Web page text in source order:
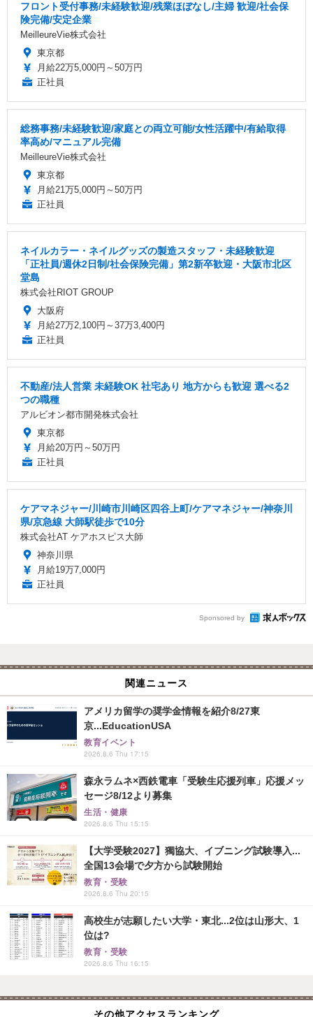
フロント受付事務/未経験歓迎/残業ほぼなし/主婦 歓迎/社会保
険完備/安定企業
MeilleureVie株式会社
東京都
月給22万5,000円～50万円
正社員
総務事務/未経験歓迎/家庭との両立可能/女性活躍中/有給取得
率高め/マニュアル完備
MeilleureVie株式会社
東京都
月給21万5,000円～50万円
正社員
ネイルカラー・ネイルグッズの製造スタッフ・未経験歓迎
「正社員/週休2日制/社会保険完備」第2新卒歓迎・大阪市北区
堂島
株式会社RIOT GROUP
大阪府
月給27万2,100円～37万3,400円
正社員
不動産/法人営業 未経験OK 社宅あり 地方からも歓迎 選べる2
つの職種
アルビオン都市開発株式会社
東京都
月給20万円～50万円
正社員
ケアマネジャー/川崎市川崎区四谷上町/ケアマネジャー/神奈川
県/京急線 大師駅徒歩で10分
株式会社AT ケアホスピス大師
神奈川県
月給19万7,000円
正社員
Sponsored by
関連ニュース
アメリカ留学の奨学金情報を紹介8/27東
京...EducationUSA
教育イベント
2026.8.6 Thu 17:15
森永ラムネ×西鉄電車「受験生応援列車」応援メッ
セージ8/12より募集
生活・健康
2026.8.6 Thu 15:15
【大学受験2027】獨協大、イブニング試験導入...
全国13会場で夕方から試験開始
教育・受験
2026.8.6 Thu 20:15
高校生が志願したい大学・東北...2位は山形大、1
位は?
教育・受験
2026.8.6 Thu 16:15
その他アクセスランキング